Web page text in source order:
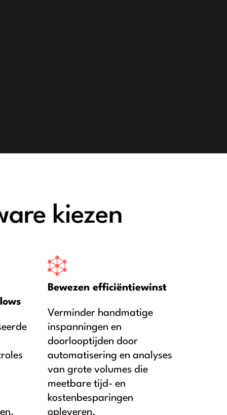
kiezen
Bewezen efficiëntiewinst
Verminder handmatige
inspanningen en
doorlooptijden door
automatisering en analyses
van grote volumes die
meetbare tijd- en
kostenbesparingen
opleveren.